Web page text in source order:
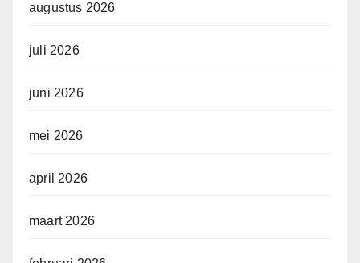
augustus 2026
juli 2026
juni 2026
mei 2026
april 2026
maart 2026